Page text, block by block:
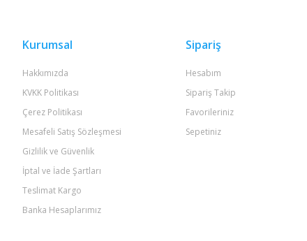
Gönder
Kurumsal
Hakkımızda
KVKK Politikası
Çerez Politikası
Mesafeli Satış Sözleşmesi
Gizlilik ve Güvenlik
İptal ve İade Şartları
Teslimat Kargo
Banka Hesaplarımız
Sipariş
Hesabım
Sipariş Takip
Favorileriniz
Sepetiniz